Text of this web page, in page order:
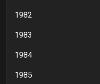
1982
1983
1984
1985